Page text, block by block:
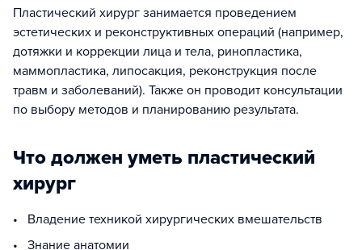
Пластический хирург занимается проведением
эстетических и реконструктивных операций (например,
дотяжки и коррекции лица и тела, ринопластика,
маммопластика, липосакция, реконструкция после
травм и заболеваний). Также он проводит консультации
по выбору методов и планированию результата.
Что должен уметь пластический
хирург
• Владение техникой хирургических вмешательств
• Знание анатомии